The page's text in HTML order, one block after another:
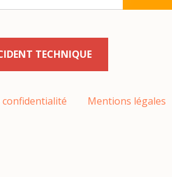
TECHNIQUE
confidentialité Mentions légales